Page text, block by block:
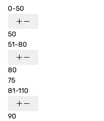
0-50
50
51-80
80
75
81-110
90